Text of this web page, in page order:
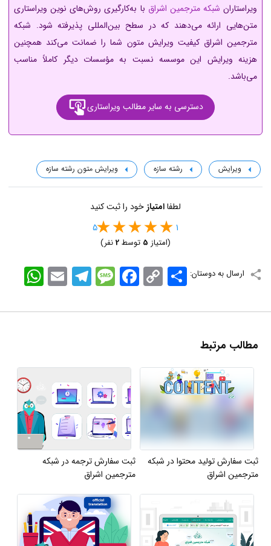
ویراستاران شبکه مترجمین اشراق با به‌کارگیری روش‌های نوین ویراستاری
متن‌هایی ارائه می‌دهند که در سطح بین‌المللی پذیرفته شود. شبکه
مترجمین اشراق کیفیت ویرایش متون شما را ضمانت می‌کند همچنین
هزینه ویرایش این موسسه نسبت به مؤسسات دیگر کاملاً مناسب
می‌باشد.
دسترسی به سایر مطالب ویراستاری
ویرایش رشته سازه ویرایش متون رشته سازه
لطفاامتیاز خود را ثبت کنید
1
5
(امتیاز 5 توسط2نفر)
ارسال به دوستان: WhatsApp EmailTelegramMessageFacebook Copy
Link
اشتراک
مطالب مرتبط
ثبت سفارش تولید محتوا در شبکه
مترجمین اشراق
ثبت سفارش ترجمه در شبکه
مترجمین اشراق